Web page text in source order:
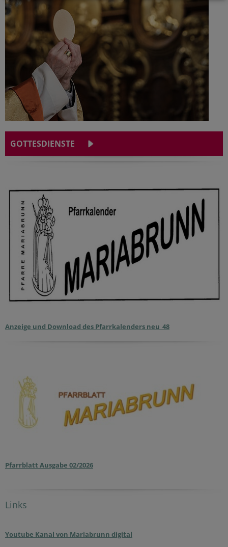
GOTTESDIENSTE
Anzeige und Download des Pfarrkalenders neu_48
Pfarrblatt Ausgabe 02/2026
Links
Youtube Kanal von Mariabrunn digital